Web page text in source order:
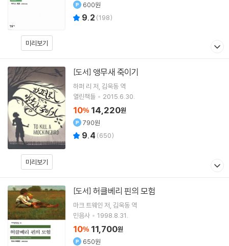
미리보기
600원
9.2 (198)
미리보기
[도서] 앵무새 죽이기
하퍼 리 저 김욱동 역
열린책들
2015.6.30.
10% 14,220원
790원
9.4 (650)
[도서] 허클베리 핀의 모험
마크 트웨인 저 김욱동 역
민음사
1998.8.31.
10% 11,700원
650원